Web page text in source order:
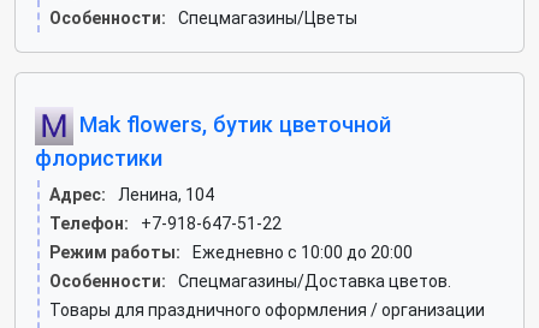
Особенности:
Спецмагазины/Цветы
Mak flowers, бутик цветочной
флористики
Адрес:
Ленина, 104
Телефон:
+7-918-647-51-22
Режим работы:
Ежедневно с 10:00 до 20:00
Особенности:
Спецмагазины/Доставка цветов.
Товары для праздничного оформления / организации